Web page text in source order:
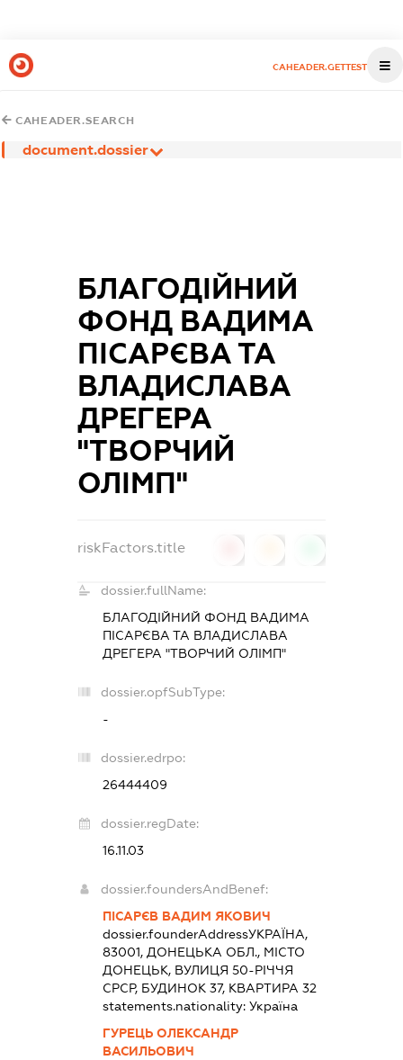
CAHEADER.GETTEST
CAHEADER.SEARCH
document.dossier
БЛАГОДІЙНИЙ
ФОНД ВАДИМА
ПІСАРЄВА ТА
ВЛАДИСЛАВА
ДРЕГЕРА
"ТВОРЧИЙ
ОЛІМП"
riskFactors.title
dossier.fullName:
БЛАГОДІЙНИЙ ФОНД ВАДИМА
ПІСАРЄВА ТА ВЛАДИСЛАВА
ДРЕГЕРА "ТВОРЧИЙ ОЛІМП"
dossier.opfSubType:
-
dossier.edrpo:
26444409
dossier.regDate:
16.11.03
dossier.foundersAndBenef:
ПІСАРЄВ ВАДИМ ЯКОВИЧ
dossier.founderAddressУКРАЇНА,
83001, ДОНЕЦЬКА ОБЛ., МІСТО
ДОНЕЦЬК, ВУЛИЦЯ 50-РІЧЧЯ
СРСР, БУДИНОК 37, КВАРТИРА 32
statements.nationality: Україна
ГУРЕЦЬ ОЛЕКСАНДР
ВАСИЛЬОВИЧ